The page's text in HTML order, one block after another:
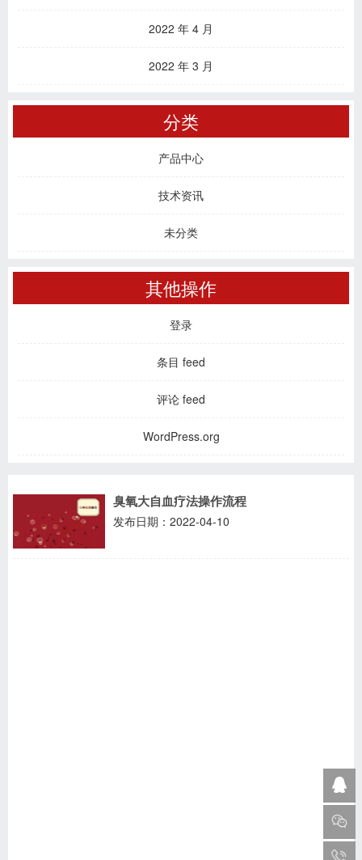
2022 年 4 月
2022 年 3 月
分类
产品中心
技术资讯
未分类
其他操作
登录
条目 feed
评论 feed
WordPress.org
臭氧大自血疗法操作流程
发布日期：2022-04-10